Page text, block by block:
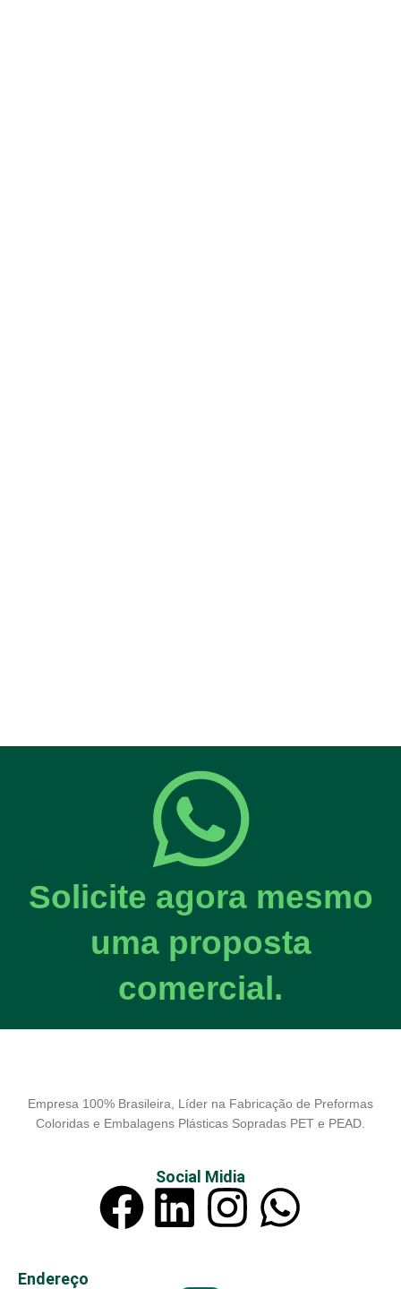
Solicite agora mesmo
uma proposta
comercial.
Empresa 100% Brasileira, Líder na Fabricação de Preformas
Coloridas e Embalagens Plásticas Sopradas PET e PEAD.
Social Midia
Endereço